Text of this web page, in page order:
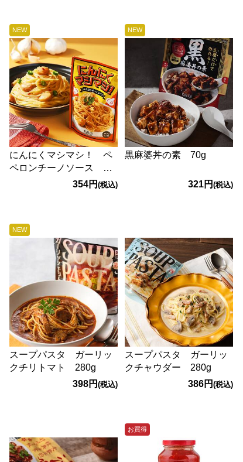
NEW
にんにくマシマシ！ ペ
ペロンチーノソース
354円(税込)
NEW
黒麻婆丼の素 70g
321円 (税込)
NEW
スープパスタ ガーリッ
クチリトマト 280g
398円(税込)
スープパスタ ガーリッ
クチャウダー 280g
386円 (税込)
お買得